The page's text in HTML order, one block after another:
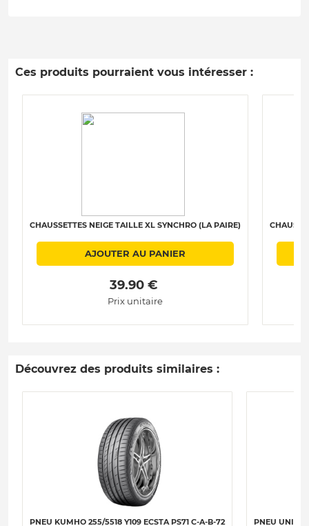
Ces produits pourraient vous intéresser :
CHAUSSETTES NEIGE TAILLE XL SYNCHRO (LA PAIRE)
AJOUTER AU PANIER
39.90 €
Prix unitaire
Découvrez des produits similaires :
PNEU KUMHO 255/5518 Y109 ECSTA PS71 C-A-B-72 PNEU